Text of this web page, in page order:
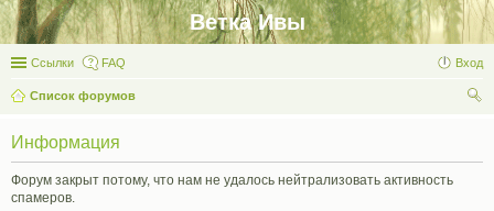
Ветка Ивы
Ссылки FAQ Вход
Список форумов
Информация
Форум закрыт потому, что нам не удалось нейтрализовать активность
спамеров.